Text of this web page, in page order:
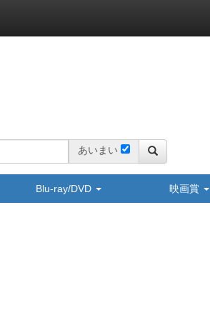
あいまい
Blu-ray/DVD 映画賞